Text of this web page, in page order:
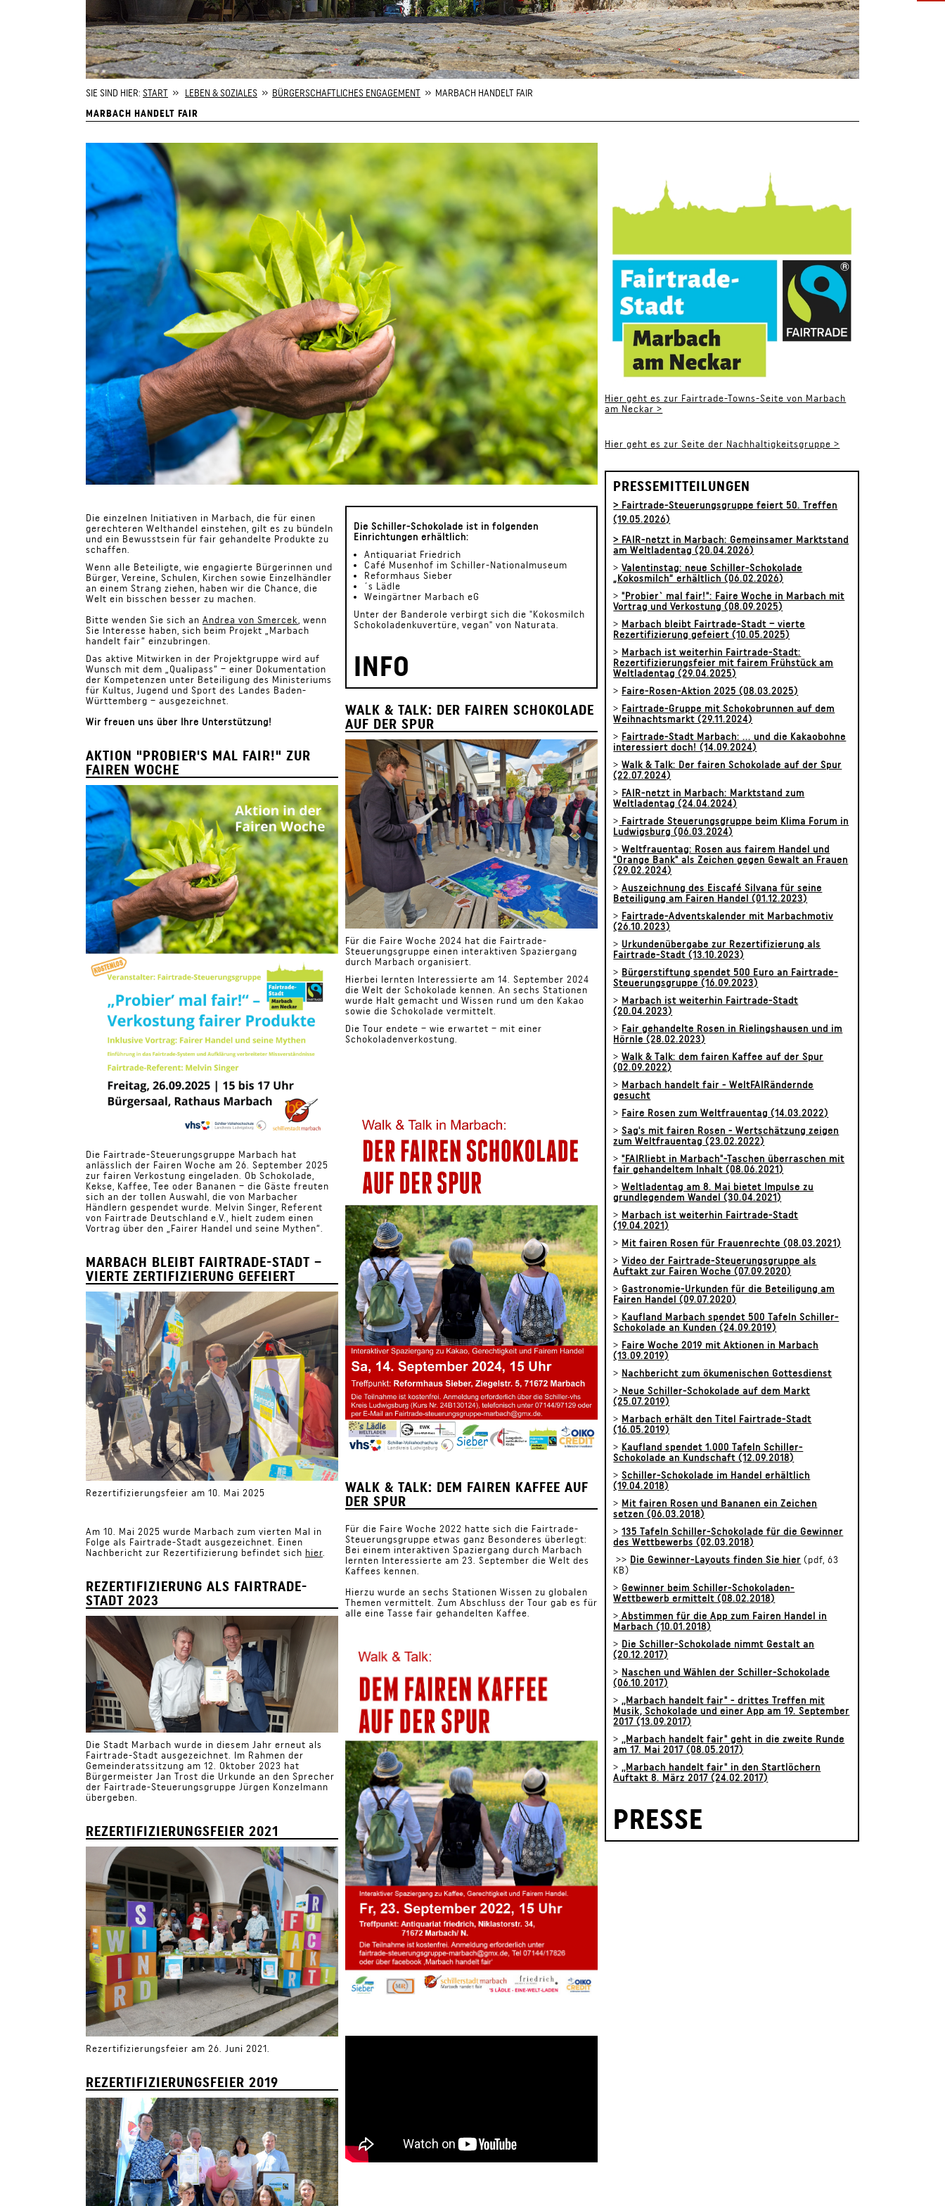
SIE SIND HIER: START » LEBEN & SOZIALES » BÜRGERSCHAFTLICHES ENGAGEMENT » MARBACH HANDELT FAIR
MARBACH HANDELT FAIR
Die einzelnen Initiativen in Marbach, die für einen
gerechteren Welthandel einstehen, gilt es zu bündeln
und ein Bewusstsein für fair gehandelte Produkte zu
schaffen.
Wenn alle Beteiligte, wie engagierte Bürgerinnen und
Bürger, Vereine, Schulen, Kirchen sowie Einzelhändler
an einem Strang ziehen, haben wir die Chance, die
Welt ein bisschen besser zu machen.
Bitte wenden Sie sich an Andrea von Smercek , wenn
Sie Interesse haben, sich beim Projekt „Marbach
handelt fair“ einzubringen.
Das aktive Mitwirken in der Projektgruppe wird auf
Wunsch mit dem „Qualipass“ – einer Dokumentation
der Kompetenzen unter Beteiligung des Ministeriums
für Kultus, Jugend und Sport des Landes Baden-
Württemberg – ausgezeichnet.
Wir freuen uns über Ihre Unterstützung!
AKTION "PROBIER'S MAL FAIR!" ZUR
FAIREN WOCHE
Die Fairtrade-Steuerungsgruppe Marbach hat
anlässlich der Fairen Woche am 26. September 2025
zur fairen Verkostung eingeladen. Ob Schokolade,
Kekse, Kaffee, Tee oder Bananen – die Gäste freuten
sich an der tollen Auswahl, die von Marbacher
Händlern gespendet wurde. Melvin Singer, Referent
von Fairtrade Deutschland e.V., hielt zudem einen
Vortrag über den „Fairer Handel und seine Mythen“.
MARBACH BLEIBT FAIRTRADE-STADT –
VIERTE ZERTIFIZIERUNG GEFEIERT
Rezertifizierungsfeier am 10. Mai 2025
Am 10. Mai 2025 wurde Marbach zum vierten Mal in
Folge als Fairtrade-Stadt ausgezeichnet. Einen
Nachbericht zur Rezertifizierung befindet sich hier.
REZERTIFIZIERUNG ALS FAIRTRADE-
STADT 2023
Die Stadt Marbach wurde in diesem Jahr erneut als
Fairtrade-Stadt ausgezeichnet. Im Rahmen der
Gemeinderatssitzung am 12. Oktober 2023 hat
Bürgermeister Jan Trost die Urkunde an den Sprecher
der Fairtrade-Steuerungsgruppe Jürgen Konzelmann
übergeben.
REZERTIFIZIERUNGSFEIER 2021
Rezertifizierungsfeier am 26. Juni 2021.
REZERTIFIZIERUNGSFEIER 2019
Die Schiller-Schokolade ist in folgenden
Einrichtungen erhältlich:
Antiquariat Friedrich
Café Musenhof im Schiller-Nationalmuseum
Reformhaus Sieber
´s Lädle
Weingärtner Marbach eG
Unter der Banderole verbirgt sich die "Kokosmilch
Schokoladenkuvertüre, vegan" von Naturata.
INFO
WALK & TALK: DER FAIREN SCHOKOLADE
AUF DER SPUR
Für die Faire Woche 2024 hat die Fairtrade-
Steuerungsgruppe einen interaktiven Spaziergang
durch Marbach organisiert.
Hierbei lernten Interessierte am 14. September 2024
die Welt der Schokolade kennen. An sechs Stationen
wurde Halt gemacht und Wissen rund um den Kakao
sowie die Schokolade vermittelt.
Die Tour endete – wie erwartet – mit einer
Schokoladenverkostung.
WALK & TALK: DEM FAIREN KAFFEE AUF
DER SPUR
Für die Faire Woche 2022 hatte sich die Fairtrade-
Steuerungsgruppe etwas ganz Besonderes überlegt:
Bei einem interaktiven Spaziergang durch Marbach
lernten Interessierte am 23. September die Welt des
Kaffees kennen.
Hierzu wurde an sechs Stationen Wissen zu globalen
Themen vermittelt. Zum Abschluss der Tour gab es für
alle eine Tasse fair gehandelten Kaffee.
Hier geht es zur Fairtrade-Towns-Seite von Marbach
am Neckar >
Hier geht es zur Seite der Nachhaltigkeitsgruppe >
PRESSEMITTEILUNGEN
> Fairtrade-Steuerungsgruppe feiert 50. Treffen
(19.05.2026)
> FAIR-netzt in Marbach: Gemeinsamer Marktstand
am Weltladentag (20.04.2026)
>Valentinstag: neue Schiller-Schokolade
„Kokosmilch“ erhältlich (06.02.2026)
>"Probier` mal fair!": Faire Woche in Marbach mit
Vortrag und Verkostung (08.09.2025)
> Marbach bleibt Fairtrade-Stadt – vierte
Rezertifizierung gefeiert (10.05.2025)
> Marbach ist weiterhin Fairtrade-Stadt:
Rezertifizierungsfeier mit fairem Frühstück am
Weltladentag (29.04.2025)
> Faire-Rosen-Aktion 2025 (08.03.2025)
> Fairtrade-Gruppe mit Schokobrunnen auf dem
Weihnachtsmarkt (29.11.2024)
> Fairtrade-Stadt Marbach: ... und die Kakaobohne
interessiert doch! (14.09.2024)
>Walk & Talk: Der fairen Schokolade auf der Spur
(22.07.2024)
> FAIR-netzt in Marbach: Marktstand zum
Weltladentag (24.04.2024)
> Fairtrade Steuerungsgruppe beim Klima Forum in
Ludwigsburg (06.03.2024)
>Weltfrauentag: Rosen aus fairem Handel und
"Orange Bank" als Zeichen gegen Gewalt an Frauen
(29.02.2024)
>Auszeichnung des Eiscafé Silvana für seine
Beteiligung am Fairen Handel (01.12.2023)
> Fairtrade-Adventskalender mit Marbachmotiv
(26.10.2023)
> Urkundenübergabe zur Rezertifizierung als
Fairtrade-Stadt (13.10.2023)
> Bürgerstiftung spendet 500 Euro an Fairtrade-
Steuerungsgruppe (16.09.2023)
> Marbach ist weiterhin Fairtrade-Stadt
(20.04.2023)
> Fair gehandelte Rosen in Rielingshausen und im
Hörnle (28.02.2023)
>Walk & Talk: dem fairen Kaffee auf der Spur
(02.09.2022)
> Marbach handelt fair - WeltFAIRändernde
gesucht
> Faire Rosen zum Weltfrauentag (14.03.2022)
>Sag's mit fairen Rosen - Wertschätzung zeigen
zum Weltfrauentag (23.02.2022)
>"FAIRliebt in Marbach"-Taschen überraschen mit
fair gehandeltem Inhalt (08.06.2021)
>Weltladentag am 8. Mai bietet Impulse zu
grundlegendem Wandel (30.04.2021)
> Marbach ist weiterhin Fairtrade-Stadt
(19.04.2021)
> Mit fairen Rosen für Frauenrechte (08.03.2021)
>Video der Fairtrade-Steuerungsgruppe als
Auftakt zur Fairen Woche (07.09.2020)
> Gastronomie-Urkunden für die Beteiligung am
Fairen Handel (09.07.2020)
> Kaufland Marbach spendet 500 Tafeln Schiller-
Schokolade an Kunden (24.09.2019)
> Faire Woche 2019 mit Aktionen in Marbach
(13.09.2019)
> Nachbericht zum ökumenischen Gottesdienst
> Neue Schiller-Schokolade auf dem Markt
(25.07.2019)
> Marbach erhält den Titel Fairtrade-Stadt
(16.05.2019)
> Kaufland spendet 1.000 Tafeln Schiller-
Schokolade an Kundschaft (12.09.2018)
>Schiller-Schokolade im Handel erhältlich
(19.04.2018)
> Mit fairen Rosen und Bananen ein Zeichen
setzen (06.03.2018)
>135 Tafeln Schiller-Schokolade für die Gewinner
des Wettbewerbs (02.03.2018)
>> Die Gewinner-Layouts finden Sie hier (pdf, 63
KB)
> Gewinner beim Schiller-Schokoladen-
Wettbewerb ermittelt (08.02.2018)
> Abstimmen für die App zum Fairen Handel in
Marbach (10.01.2018)
> Die Schiller-Schokolade nimmt Gestalt an
(20.12.2017)
> Naschen und Wählen der Schiller-Schokolade
(06.10.2017)
>,,Marbach handelt fair" - drittes Treffen mit
Musik, Schokolade und einer App am 19. September
2017 (13.09.2017)
>,,Marbach handelt fair" geht in die zweite Runde
am 17. Mai 2017 (08.05.2017)
>,,Marbach handelt fair" in den Startlöchern
Auftakt 8. März 2017 (24.02.2017)
PRESSE